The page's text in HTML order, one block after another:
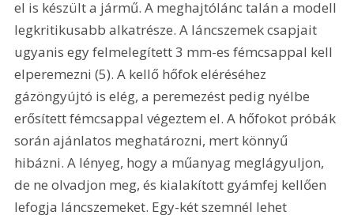
el is készült a jármű. A meghajtólánc talán a modell
legkritikusabb alkatrésze. A láncszemek csapjait
ugyanis egy felmelegített 3 mm-es fémcsappal kell
elperemezni (5). A kellő hőfok eléréséhez
gázöngyújtó is elég, a peremezést pedig nyélbe
erősített fémcsappal végeztem el. A hőfokot próbák
során ajánlatos meghatározni, mert könnyű
hibázni. A lényeg, hogy a műanyag meglágyuljon,
de ne olvadjon meg, és kialakított gyámfej kellően
lefogja láncszemeket. Egy-két szemnél lehet